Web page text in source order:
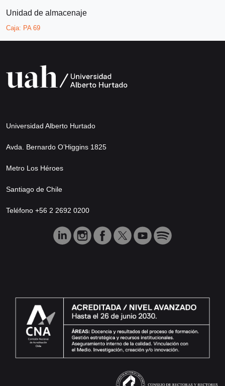
Unidad de almacenaje
Caja: PA 69
Universidad Alberto Hurtado
Avda. Bernardo O’Higgins 1825
Metro Los Héroes
Santiago de Chile
Teléfono +56 2 2692 0200